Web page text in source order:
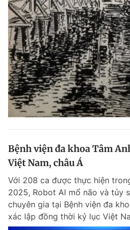
Bệnh viện đa khoa Tâm
Việt Nam, châu Á
Với 208 ca được thực hiện
2025, Robot AI mổ não và tủy
chuyên gia tại Bệnh viện đa
xác lập đồng thời kỷ lục Việt